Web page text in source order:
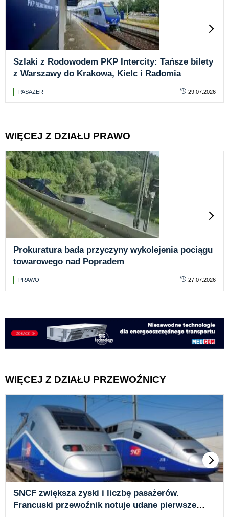
Szlaki z Rodowodem PKP Intercity: Tańsze bilety
z Warszawy do Krakowa, Kielc i Radomia
PASAŻER 29.07.2026
WIĘCEJ Z DZIAŁU PRAWO
Prokuratura bada przyczyny wykolejenia pociągu
towarowego nad Popradem
PRAWO 27.07.2026
WIĘCEJ Z DZIAŁU PRZEWOŹNICY
SNCF zwiększa zyski i liczbę pasażerów.
Francuski przewoźnik notuje udane pierwsze